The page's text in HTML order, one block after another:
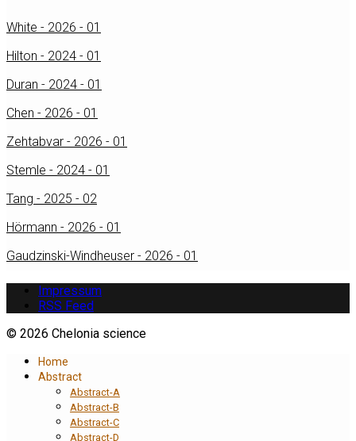
White - 2026 - 01
Hilton - 2024 - 01
Duran - 2024 - 01
Chen - 2026 - 01
Zehtabvar - 2026 - 01
Stemle - 2024 - 01
Tang - 2025 - 02
Hörmann - 2026 - 01
Gaudzinski-Windheuser - 2026 - 01
Impressum
RSS Feed
© 2026 Chelonia science
Home
Abstract
Abstract-A
Abstract-B
Abstract-C
Abstract-D